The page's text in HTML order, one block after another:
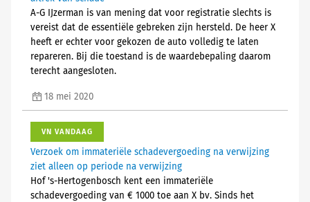
A-G IJzerman is van mening dat voor registratie slechts is
vereist dat de essentiële gebreken zijn hersteld. De heer X
heeft er echter voor gekozen de auto volledig te laten
repareren. Bij die toestand is de waardebepaling daarom
terecht aangesloten.
18 mei 2020
VN VANDAAG
Verzoek om immateriële schadevergoeding na verwijzing
ziet alleen op periode na verwijzing
Hof 's-Hertogenbosch kent een immateriële
schadevergoeding van € 1000 toe aan X bv. Sinds het